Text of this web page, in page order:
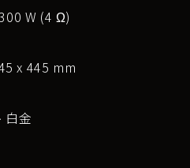
W (4 Ω)
x 445 mm
白金